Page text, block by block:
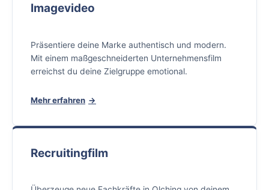
Imagevideo
Präsentiere deine Marke authentisch und modern.
Mit einem maßgeschneiderten Unternehmensfilm
erreichst du deine Zielgruppe emotional.
Mehr erfahren
Recruitingfilm